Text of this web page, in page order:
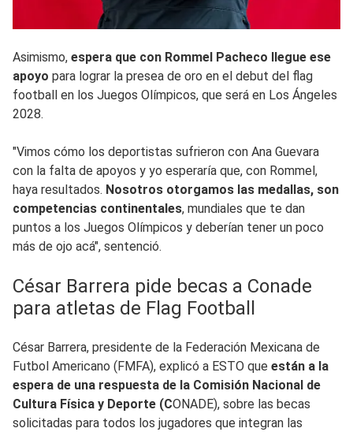
Asimismo, espera que con Rommel Pacheco llegue ese
apoyo para lograr la presea de oro en el debut del flag
football en los Juegos Olímpicos, que será en Los Ángeles
2028.
"Vimos cómo los deportistas sufrieron con Ana Guevara
con la falta de apoyos y yo esperaría que, con Rommel,
haya resultados. Nosotros otorgamos las medallas, son
competencias continentales, mundiales que te dan
puntos a los Juegos Olímpicos y deberían tener un poco
más de ojo acá", sentenció.
César Barrera pide becas a Conade
para atletas de Flag Football
César Barrera, presidente de la Federación Mexicana de
Futbol Americano (FMFA), explicó a ESTO que están a la
espera de una respuesta de la Comisión Nacional de
Cultura Física y Deporte (CONADE), sobre las becas
solicitadas para todos los jugadores que integran las